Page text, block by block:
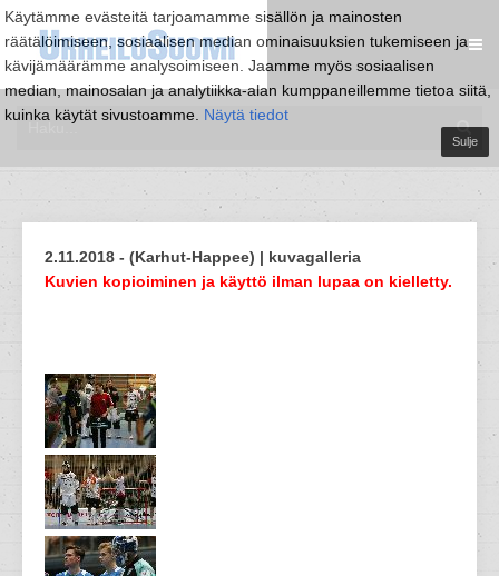
Käytämme evästeitä tarjoamamme sisällön ja mainosten
räätälöimiseen, sosiaalisen median ominaisuuksien tukemiseen ja
kävijämäärämme analysoimiseen. Jaamme myös sosiaalisen
median, mainosalan ja analytiikka-alan kumppaneillemme tietoa siitä,
kuinka käytät sivustoamme. Näytä tiedot
Sulje
2.11.2018 - (Karhut-Happee) | kuvagalleria
Kuvien kopioiminen ja käyttö ilman lupaa on kielletty.